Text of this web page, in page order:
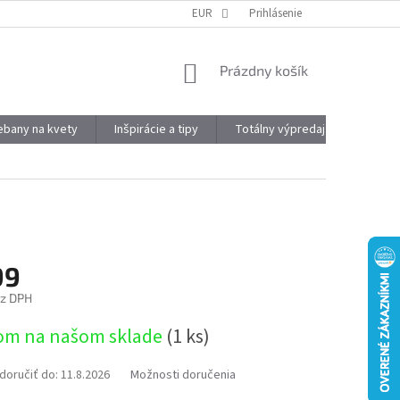
OBJEMOVÉ ZĽAVY VÝHODY REGISTRÁCIE
EUR Prihlásenie
NÁKUPNÝ
Prázdny košík
na kvety Inšpirácie a tipy Totálny výpredaj
DPH
na našom sklade (1 ks)
do: 11.8.2026 Možnosti doručenia